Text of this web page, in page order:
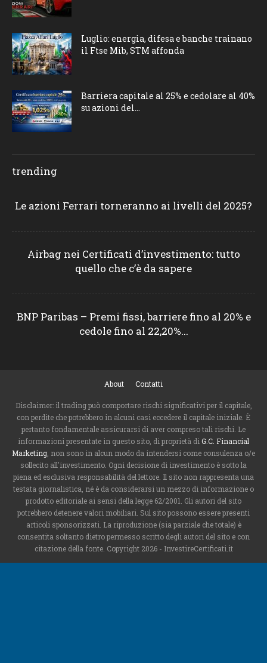
Luglio: energia, difesa e banche trainano
il Ftse Mib, STM affonda
Barriera capitale al 25% e cedolare al 40%
su azioni del...
trending
Le azioni Ferrari torneranno ai livelli del 2025?
Airbag nei Certificati d’investimento: tutto
quello che c’è da sapere
BNP Paribas – Premi fissi, barriere fino al 20% e
cedole fino al 22,20%...
About Contatti
Disclaimer: il trading può comportare rischi significativi per il capitale,
con perdite che potrebbero in alcuni casi eccedere il capitale iniziale. È
pertanto fondamentale assicurarsi di aver compreso tali rischi. Le
informazioni presentate in questo sito, di proprietà diG.C. Financial
Marketing, non sono in alcun modo da intendersi come consulenza o/e
sollecito all'investimento. Ogni decisione di investimento è sotto la
piena ed esclusiva responsabilità del lettore. Il sito non rappresenta una
testata giornalistica, né è da considerarsi un mezzo di informazione o
prodotto editoriale ai sensi della legge 62/2001. Gli autori del sito
potrebbero detenere valori mobiliari. Sul sito possono essere presenti
articoli sponsorizzati. La riproduzione (sia parziale che totale) è
consentita soltanto dietro permesso scritto degli autori del sito e con
citazione della fonte. Copyright 2026 - InvestireCertificati.it